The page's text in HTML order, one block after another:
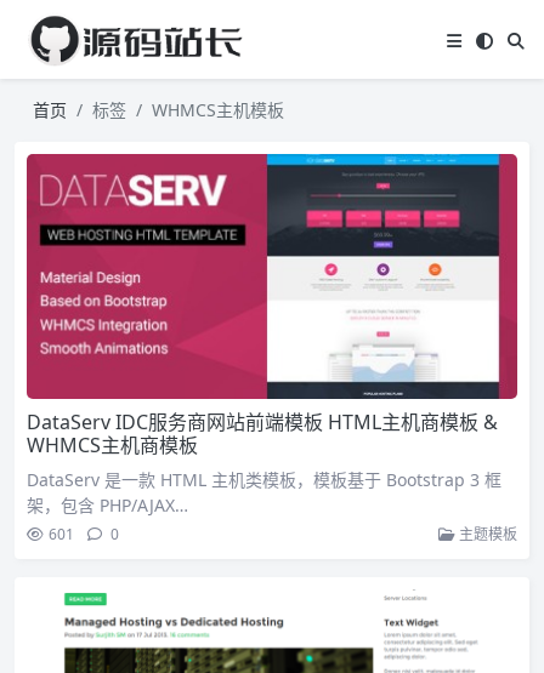
首页 标签 WHMCS主机模板
DataServ IDC服务商网站前端模板 HTML主机商模板 &
WHMCS主机商模板
DataServ 是一款 HTML 主机类模板，模板基于 Bootstrap 3 框
架，包含 PHP/AJAX…
601 0 主题模板